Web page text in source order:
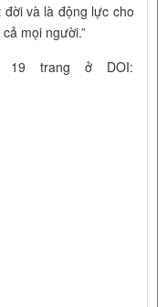
đời và là động lực cho
mọi người.”
trang ở DOI: